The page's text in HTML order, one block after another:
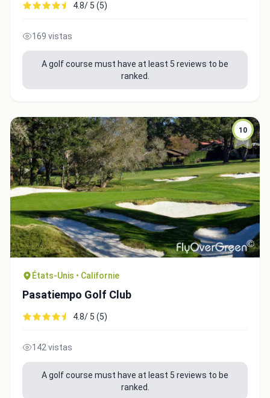
4.8/ 5 (5)
169 vistas
A golf course must have at least 5 reviews to be
ranked.
10
États-Unis • Californie
Pasatiempo Golf Club
4.8/ 5 (5)
142 vistas
A golf course must have at least 5 reviews to be
ranked.
Integrate video
Video choice:
Copy to Clipboard
Embed code